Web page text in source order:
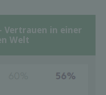
Vertrauen in einer
Welt